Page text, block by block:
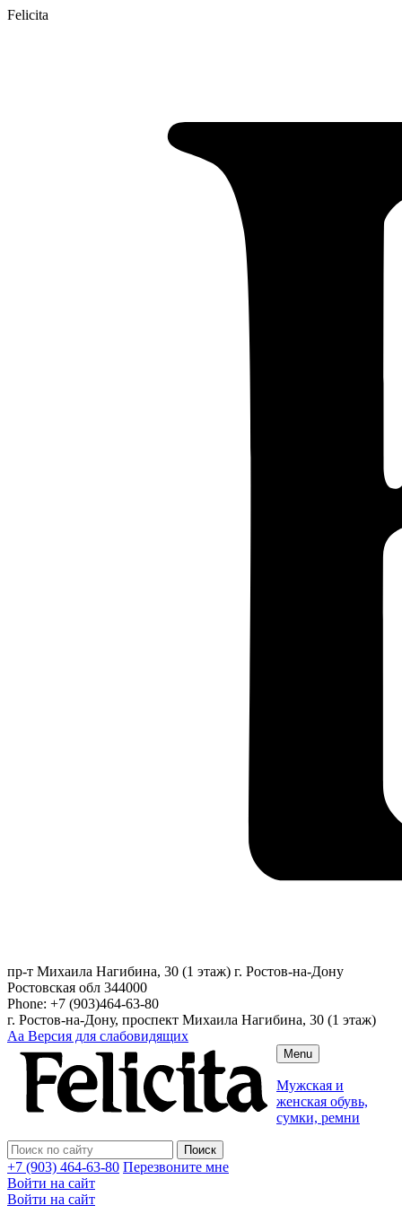
Felicita
пр-т Михаила Нагибина, 30 (1 этаж) г. Ростов-на-Дону
Ростовская обл 344000
Phone: +7 (903)464-63-80
г. Ростов-на-Дону, проспект Михаила Нагибина, 30 (1 этаж)
Аа Версия для слабовидящих
Menu
Мужская и
женская обувь,
сумки, ремни
+7 (903) 464-63-80 Перезвоните мне
Войти на сайт
Войти на сайт